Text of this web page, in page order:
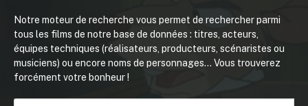
Notre moteur de recherche vous permet de rechercher parmi
tous les films de notre base de données : titres, acteurs,
équipes techniques (réalisateurs, producteurs, scénaristes ou
musiciens) ou encore noms de personnages... Vous trouverez
forcément votre bonheur !